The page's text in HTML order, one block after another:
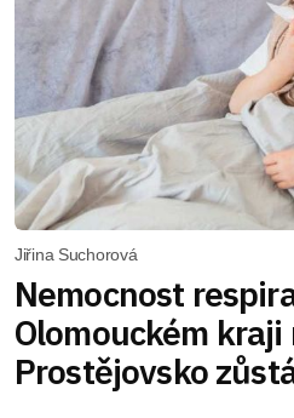
Jiřina Suchorová
Nemocnost
Olomouckém
Prostějovsko